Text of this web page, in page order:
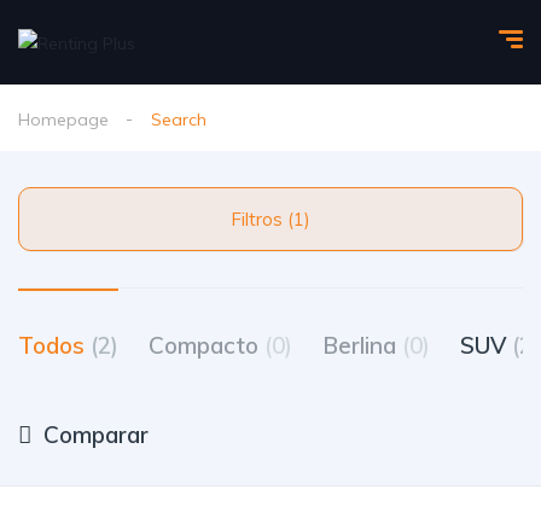
Homepage Search
Filtros (1)
Todos (2) Compacto (0) Berlina (0) SUV (2)
Comparar